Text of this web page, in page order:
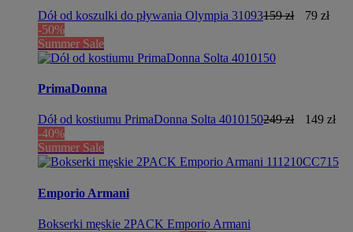
Dół od koszulki do pływania Olympia 31093159 zł
79 zł
-50%
Summer Sale
PrimaDonna
Dół od kostiumu PrimaDonna Solta 4010150249 zł
149 zł
-40%
Summer Sale
Emporio Armani
Bokserki męskie 2PACK Emporio Armani